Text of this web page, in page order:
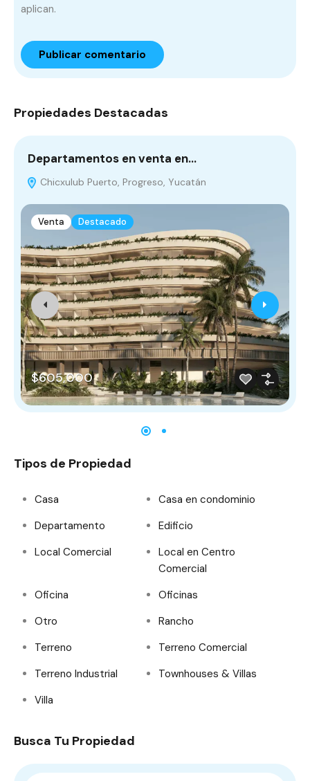
aplican.
Propiedades Destacadas
Departamentos en venta en…
Chicxulub Puerto, Progreso, Yucatán
Venta Destacado
$605,000
Tipos de Propiedad
Casa
Casa en condominio
Departamento
Edificio
Local Comercial
Local en Centro
Comercial
Oficina
Oficinas
Otro
Rancho
Terreno
Terreno Comercial
Terreno Industrial
Townhouses & Villas
Villa
Busca Tu Propiedad